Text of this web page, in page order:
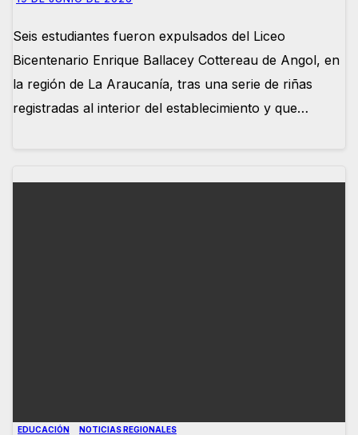
Seis estudiantes fueron expulsados del Liceo
Bicentenario Enrique Ballacey Cottereau de Angol, en
la región de La Araucanía, tras una serie de riñas
registradas al interior del establecimiento y que…
EDUCACIÓN NOTICIAS REGIONALES